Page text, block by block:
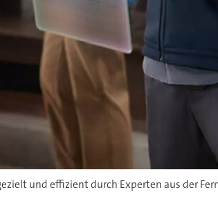
und effizient durch Experten aus der